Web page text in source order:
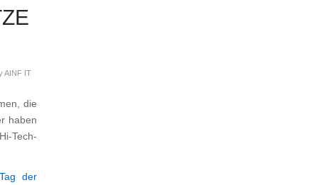
AINF IT
die
haben
Tech-
Tag der